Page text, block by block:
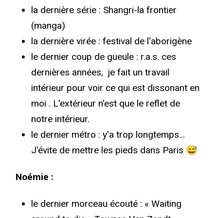
la dernière série : Shangri-la frontier
(manga)
la dernière virée : festival de l'aborigène
le dernier coup de gueule : r.a.s. ces
dernières années, je fait un travail
intérieur pour voir ce qui est dissonant en
moi . L'extérieur n'est que le reflet de
notre intérieur.
le dernier métro : y'a trop longtemps...
J'évite de mettre les pieds dans Paris 😅
Noémie :
le dernier morceau écouté : « Waiting